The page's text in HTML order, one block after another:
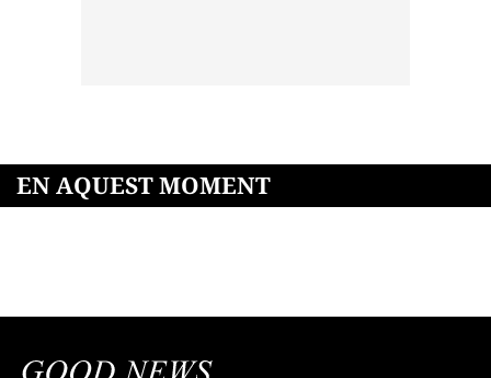
EN AQUEST MOMENT